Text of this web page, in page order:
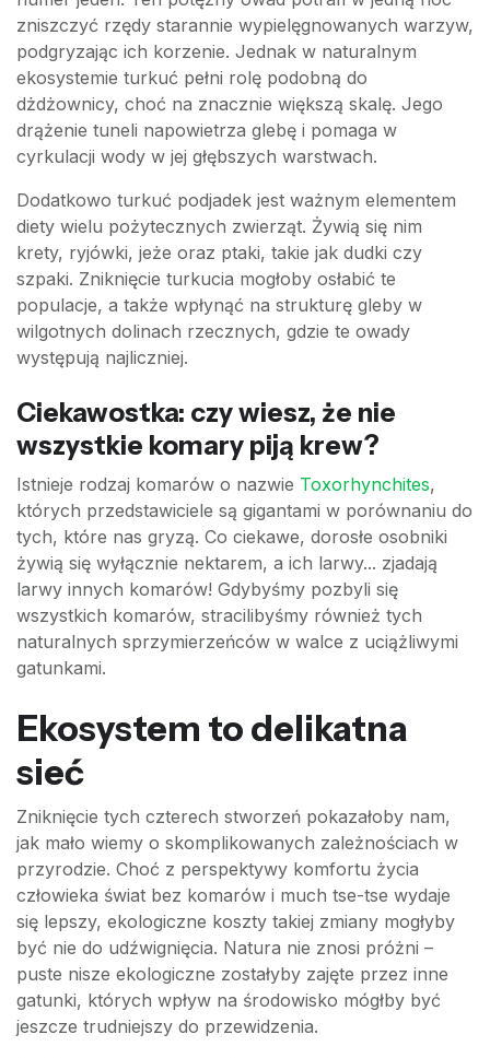
zniszczyć rzędy starannie wypielęgnowanych warzyw,
podgryzając ich korzenie. Jednak w naturalnym
ekosystemie turkuć pełni rolę podobną do
dżdżownicy, choć na znacznie większą skalę. Jego
drążenie tuneli napowietrza glebę i pomaga w
cyrkulacji wody w jej głębszych warstwach.
Dodatkowo turkuć podjadek jest ważnym elementem
diety wielu pożytecznych zwierząt. Żywią się nim
krety, ryjówki, jeże oraz ptaki, takie jak dudki czy
szpaki. Zniknięcie turkucia mogłoby osłabić te
populacje, a także wpłynąć na strukturę gleby w
wilgotnych dolinach rzecznych, gdzie te owady
występują najliczniej.
Ciekawostka: czy wiesz, że nie
wszystkie komary piją krew?
Istnieje rodzaj komarów o nazwie Toxorhynchites,
których przedstawiciele są gigantami w porównaniu do
tych, które nas gryzą. Co ciekawe, dorosłe osobniki
żywią się wyłącznie nektarem, a ich larwy... zjadają
larwy innych komarów! Gdybyśmy pozbyli się
wszystkich komarów, stracilibyśmy również tych
naturalnych sprzymierzeńców w walce z uciążliwymi
gatunkami.
Ekosystem to delikatna
sieć
Zniknięcie tych czterech stworzeń pokazałoby nam,
jak mało wiemy o skomplikowanych zależnościach w
przyrodzie. Choć z perspektywy komfortu życia
człowieka świat bez komarów i much tse-tse wydaje
się lepszy, ekologiczne koszty takiej zmiany mogłyby
być nie do udźwignięcia. Natura nie znosi próżni –
puste nisze ekologiczne zostałyby zajęte przez inne
gatunki, których wpływ na środowisko mógłby być
jeszcze trudniejszy do przewidzenia.